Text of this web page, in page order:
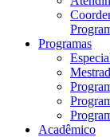
Programas
Acadêmico